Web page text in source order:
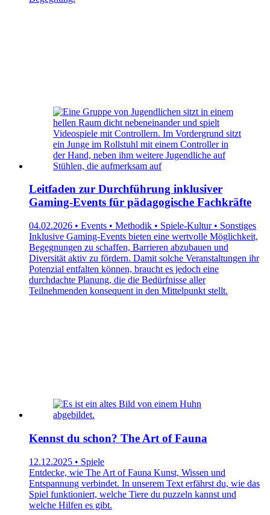
Leitfaden zur Durchführung inklusiver
Gaming-Events für pädagogische Fachkräfte
04.02.2026 • Events • Methodik • Spiele-Kultur • Sonstiges
Inklusive Gaming-Events bieten eine wertvolle Möglichkeit,
Begegnungen zu schaffen, Barrieren abzubauen und
Diversität aktiv zu fördern. Damit solche Veranstaltungen ihr
Potenzial entfalten können, braucht es jedoch eine
durchdachte Planung, die die Bedürfnisse aller
Teilnehmenden konsequent in den Mittelpunkt stellt.
Kennst du schon? The Art of Fauna
12.12.2025 • Spiele
Entdecke, wie The Art of Fauna Kunst, Wissen und
Entspannung verbindet. In unserem Text erfährst du, wie das
Spiel funktioniert, welche Tiere du puzzeln kannst und
welche Hilfen es gibt.